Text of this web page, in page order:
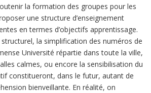
la formation des groupes pour les
une structure d’enseignement
en termes d’objectifs apprentissage.
la simplification des numéros de
Université répartie dans toute la ville,
calmes, ou encore la sensibilisation du
constitueront, dans le futur, autant de
bienveillante. En réalité, on